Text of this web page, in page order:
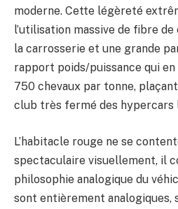
moderne. Cette légèreté
l’utilisation massive de fibre
la carrosserie et une grande
rapport poids/puissance qui
750 chevaux par tonne,
club très fermé des hypercars
L’habitacle rouge ne se
spectaculaire visuellement, il
philosophie analogique du
sont entièrement analogiques,